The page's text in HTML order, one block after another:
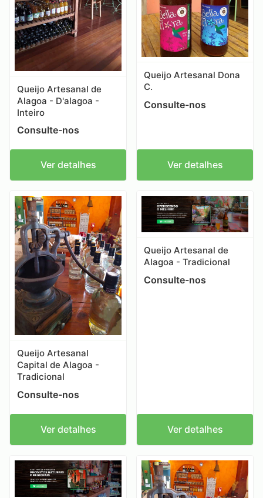
Queijo Artesanal de
Alagoa - D'alagoa -
Inteiro
Consulte-nos
Ver detalhes
Queijo Artesanal Dona
C.
Consulte-nos
Ver detalhes
Queijo Artesanal
Capital de Alagoa -
Tradicional
Consulte-nos
Ver detalhes
Queijo Artesanal de
Alagoa - Tradicional
Consulte-nos
Ver detalhes